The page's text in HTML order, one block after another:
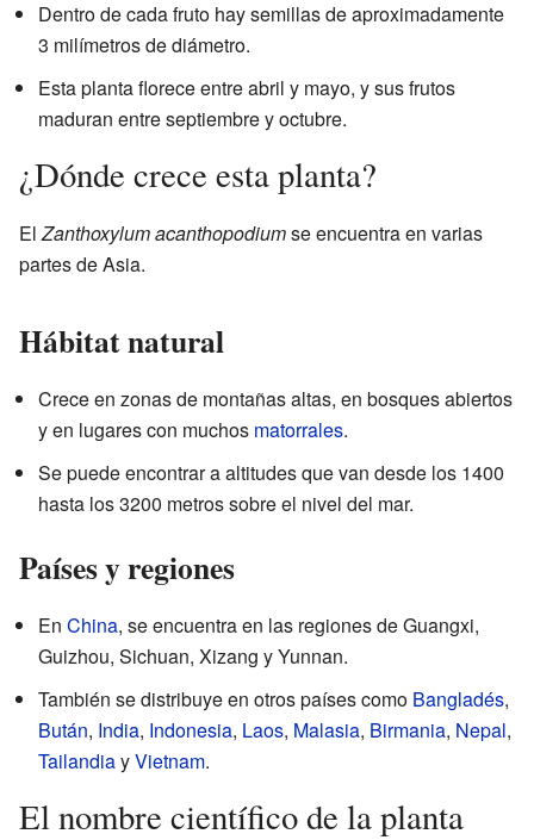
Dentro de cada fruto hay semillas de aproximadamente
3 milímetros de diámetro.
Esta planta florece entre abril y mayo, y sus frutos
maduran entre septiembre y octubre.
¿Dónde crece esta planta?
ElZanthoxylum acanthopodiumse encuentra en varias
partes de Asia.
Hábitat natural
Crece en zonas de montañas altas, en bosques abiertos
y en lugares con muchos matorrales.
Se puede encontrar a altitudes que van desde los 1400
hasta los 3200 metros sobre el nivel del mar.
Países y regiones
En China, se encuentra en las regiones de Guangxi,
Guizhou, Sichuan, Xizang y Yunnan.
También se distribuye en otros países como Bangladés,
Bután, India, Indonesia, Laos, Malasia, Birmania, Nepal,
TailandiayVietnam.
El nombre científico de la planta